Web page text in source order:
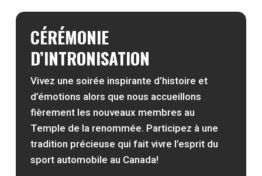
CÉRÉMONIE
D’INTRONISATION
Vivez une soirée inspirante d’histoire et
d’émotions alors que nous accueillons
fièrement les nouveaux membres au
Temple de la renommée. Participez à une
tradition précieuse qui fait vivre l’esprit du
sport automobile au Canada!